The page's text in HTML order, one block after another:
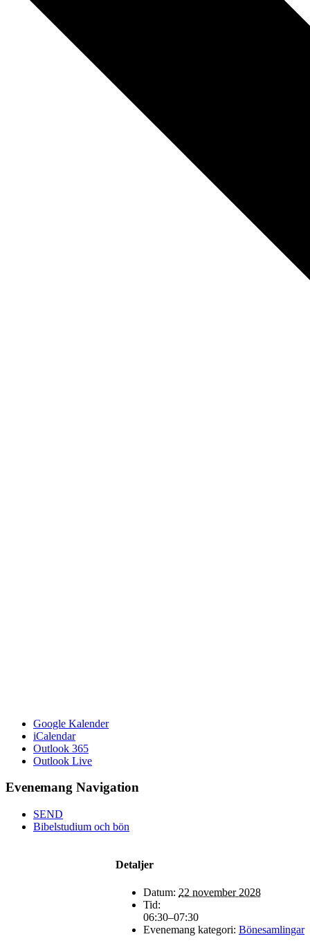
Google Kalender
iCalendar
Outlook 365
Outlook Live
Evenemang Navigation
SEND
Bibelstudium och bön
Detaljer
Datum: 22 november 2028
Tid:
06:30–07:30
Evenemang kategori: Bönesamlingar